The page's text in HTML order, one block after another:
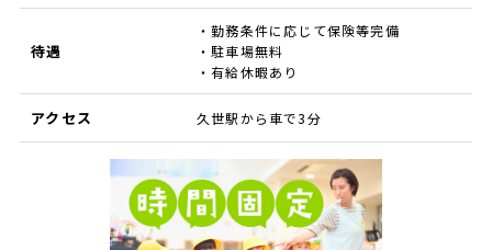
待遇
・勤務条件に応じて保険等完備
・駐車場無料
・有給休暇あり
アクセス 久世駅から車で3分